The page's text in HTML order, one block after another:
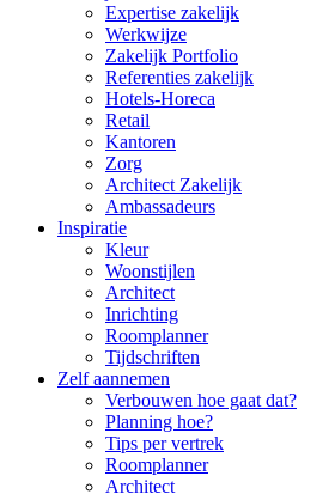
Expertise zakelijk
Werkwijze
Zakelijk Portfolio
Referenties zakelijk
Hotels-Horeca
Retail
Kantoren
Zorg
Architect Zakelijk
Ambassadeurs
Inspiratie
Kleur
Woonstijlen
Architect
Inrichting
Roomplanner
Tijdschriften
Zelf aannemen
Verbouwen hoe gaat dat?
Planning hoe?
Tips per vertrek
Roomplanner
Architect